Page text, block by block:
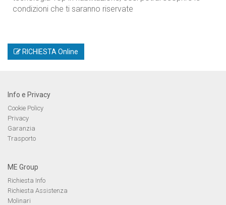
condizioni che ti saranno riservate
RICHIESTA Online
Info e Privacy
Cookie Policy
Privacy
Garanzia
Trasporto
ME Group
Richiesta Info
Richiesta Assistenza
Molinari